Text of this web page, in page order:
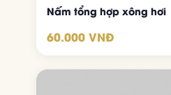
Nấm tổng hợp xông hơi
60.000 VNĐ